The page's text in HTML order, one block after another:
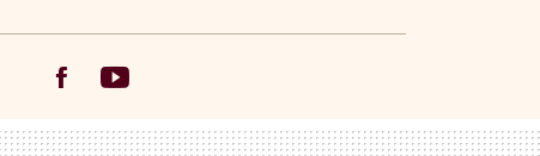
FacebookYoutube